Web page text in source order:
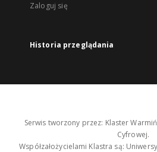
Zaloguj się
Historia przeglądania
Serwis tworzony przez: Klaster
Cyfrowej.
Współzałożycielami Klastra są: